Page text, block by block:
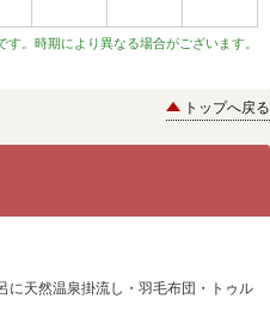
。時期により異なる場合がございます。
トップへ戻る
に天然温泉掛流し・羽毛布団・トゥル